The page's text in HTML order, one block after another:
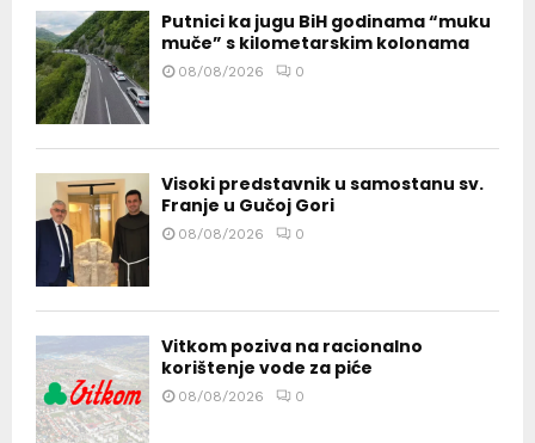
Putnici ka jugu BiH godinama “muku
muče” s kilometarskim kolonama
08/08/2026 0
Visoki predstavnik u samostanu sv.
Franje u Gučoj Gori
08/08/2026 0
Vitkom poziva na racionalno
korištenje vode za piće
08/08/2026 0